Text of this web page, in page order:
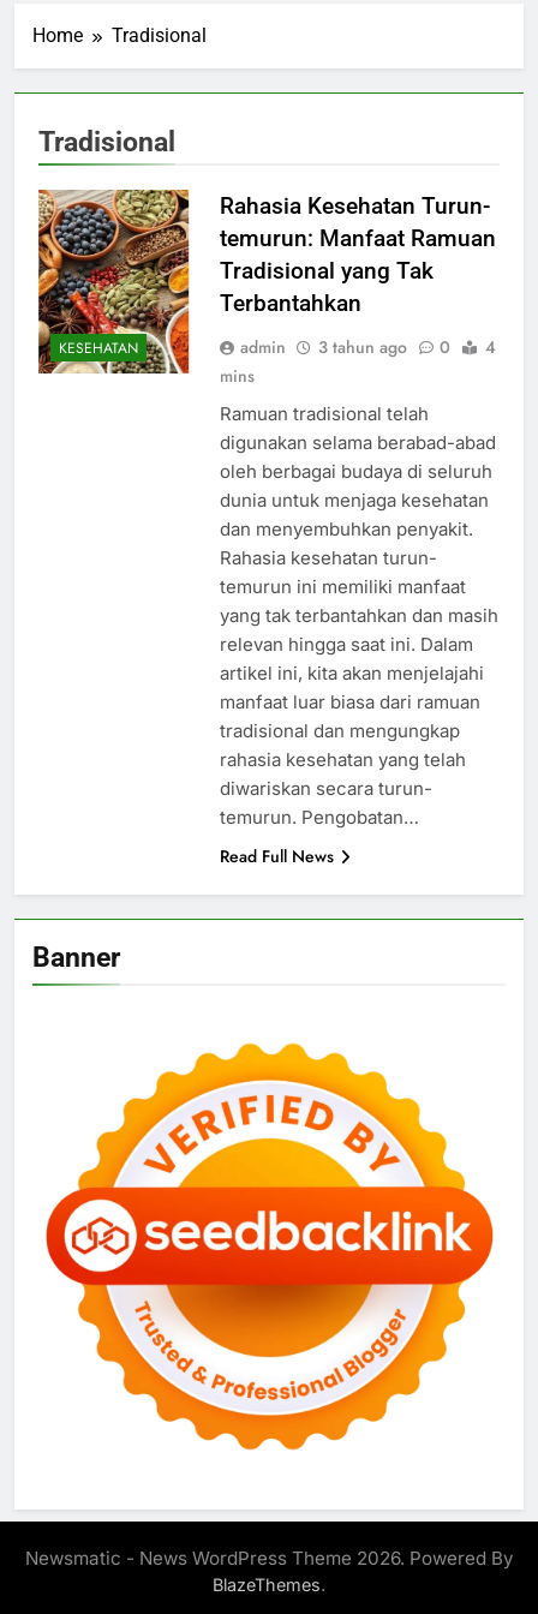
Home Tradisional
Tradisional
KESEHATAN
Rahasia Kesehatan Turun-
temurun: Manfaat Ramuan
Tradisional yang Tak
Terbantahkan
admin 3 tahun ago 0
4
mins
Ramuan tradisional telah
digunakan selama berabad-abad
oleh berbagai budaya di seluruh
dunia untuk menjaga kesehatan
dan menyembuhkan penyakit.
Rahasia kesehatan turun-
temurun ini memiliki manfaat
yang tak terbantahkan dan masih
relevan hingga saat ini. Dalam
artikel ini, kita akan menjelajahi
manfaat luar biasa dari ramuan
tradisional dan mengungkap
rahasia kesehatan yang telah
diwariskan secara turun-
temurun. Pengobatan…
Read Full News
Banner
Newsmatic - News WordPress Theme 2026. Powered By
BlazeThemes.